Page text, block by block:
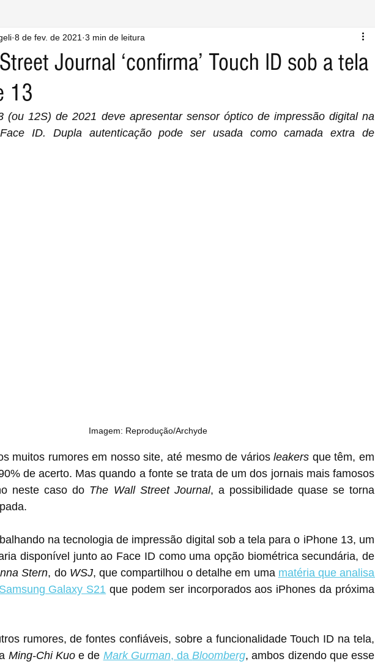
Journal ‘confirma’ Touch ID sob a tela
13
8 de fev. de 2021 3 min de leitura
(ou 12S) de 2021 deve apresentar sensor óptico de impressão digital na
ID. Dupla autenticação pode ser usada como camada extra de
Imagem: Reprodução/Archyde
muitos rumores em nosso site, até mesmo de vários leakers que têm, em
de acerto. Mas quando a fonte se trata de um dos jornais mais famosos
neste caso do The Wall Street Journal, a possibilidade quase se torna
na tecnologia de impressão digital sob a tela para o iPhone 13, um
disponível junto ao Face ID como uma opção biométrica secundária, de
Stern, do WSJ, que compartilhou o detalhe em uma matéria que analisa
Galaxy S21 que podem ser incorporados aos iPhones da próxima
rumores, de fontes confiáveis, sobre a funcionalidade Touch ID na tela,
Ming-Chi Kuo e de Mark Gurman, da Bloomberg, ambos dizendo que esse